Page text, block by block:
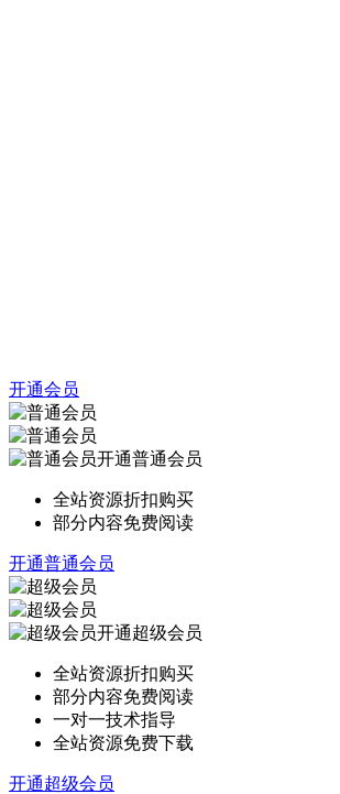
开通会员
开通普通会员
全站资源折扣购买
部分内容免费阅读
开通普通会员
开通超级会员
全站资源折扣购买
部分内容免费阅读
一对一技术指导
全站资源免费下载
开通超级会员